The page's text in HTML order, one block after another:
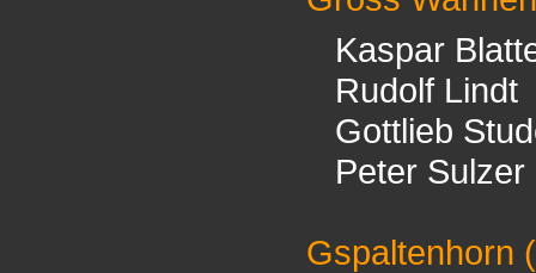
Kaspar
Rudolf Lindt
Gottlieb
Peter Sulzer
Gspaltenhorn